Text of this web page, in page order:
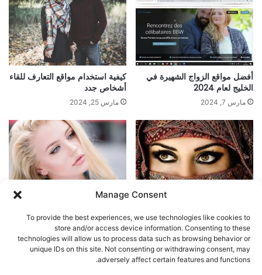
Manage Consent
To provide the best experiences, we use technologies like cookies to
store and/or access device information. Consenting to these
technologies will allow us to process data such as browsing behavior or
unique IDs on this site. Not consenting or withdrawing consent, may
adversely affect certain features and functions.
أفضل مواقع الزواج الشهيرة في
الخليج لعام 2024
مارس 7, 2024
كيفية استخدام مواقع التعارف للقاء
أشخاص جدد
مارس 25, 2024
أين تجد أجمل البنات من أوروبا
مارس 14, 2024
اكتشف جمال النساء الإستونيات
مارس 17, 2024
اترك تعليقاً